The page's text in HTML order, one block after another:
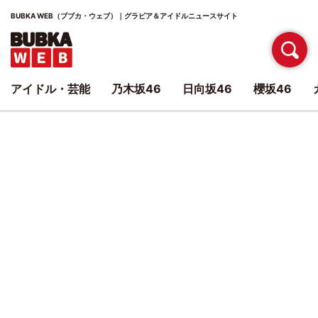
BUBKA WEB（ブブカ・ウェブ）｜グラビア＆アイドルニュースサイト
アイドル・芸能 乃木坂46 日向坂46 櫻坂46